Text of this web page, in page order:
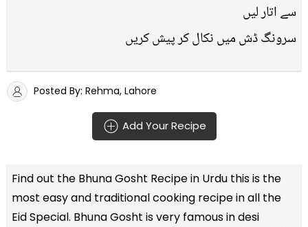
سے اتار لیں
سرونگ ڈش میں نکال کر پیش کریں
Posted By: Rehma, Lahore
Add Your Recipe
Find out the Bhuna Gosht Recipe in Urdu this is the
most easy and traditional cooking recipe in all the
Eid Special. Bhuna Gosht is very famous in desi